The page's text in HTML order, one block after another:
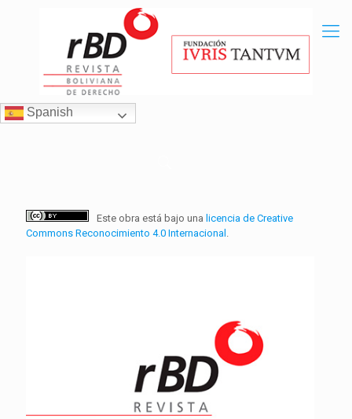
Spanish
Este obra está bajo una licencia de Creative
Commons Reconocimiento 4.0 Internacional .